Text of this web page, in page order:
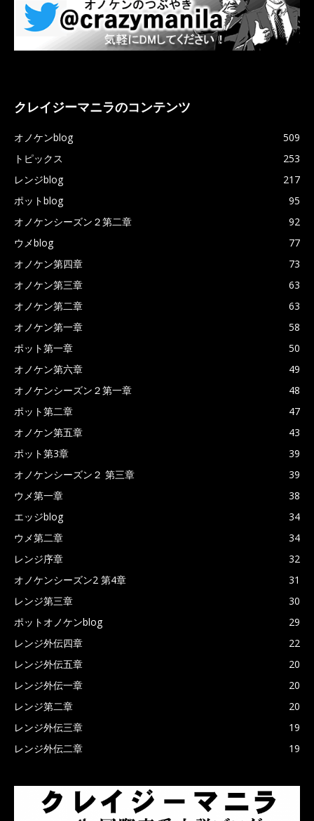
クレイジーマニラのコンテンツ
オノケンblog
509
トピックス
253
レンジblog
217
ポットblog
95
オノケンシーズン２第二章
92
ウメblog
77
オノケン第四章
73
オノケン第三章
63
オノケン第二章
63
オノケン第一章
58
ポット第一章
50
オノケン第六章
49
オノケンシーズン２第一章
48
ポット第二章
47
オノケン第五章
43
ポット第3章
39
オノケンシーズン２ 第三章
39
ウメ第一章
38
エッジblog
34
ウメ第二章
34
レンジ序章
32
オノケンシーズン2 第4章
31
レンジ第三章
30
ポットオノケンblog
29
レンジ外伝四章
22
レンジ外伝五章
20
レンジ外伝一章
20
レンジ第二章
20
レンジ外伝三章
19
レンジ外伝二章
19